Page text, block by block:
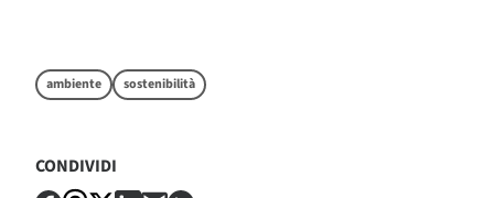
ambiente sostenibilità
CONDIVIDI